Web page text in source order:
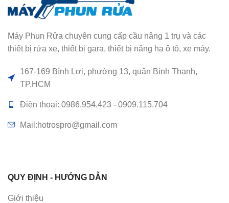
Máy Phun Rửa chuyên cung cấp cầu nâng 1 trụ và các
thiết bị rửa xe, thiết bị gara, thiết bị nâng hạ ô tô, xe máy.
167-169 Bình Lợi, phường 13, quận Bình Thạnh,
TP.HCM
Điện thoại: 0986.954.423 - 0909.115.704
Mail:hotrospro@gmail.com
QUY ĐỊNH - HƯỚNG DẪN
Giới thiệu